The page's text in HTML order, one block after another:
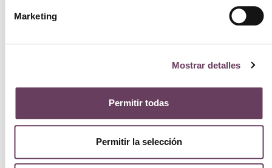
Marketing
Mostrar detalles
Permitir todas
Permitir la selección